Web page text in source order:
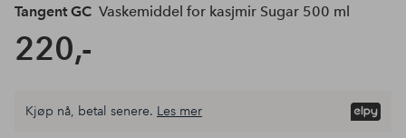
Tangent GC Vaskemiddel for kasjmir Sugar 500 ml
220,-
Legg i
Kjøp nå, betal senere. Les mer